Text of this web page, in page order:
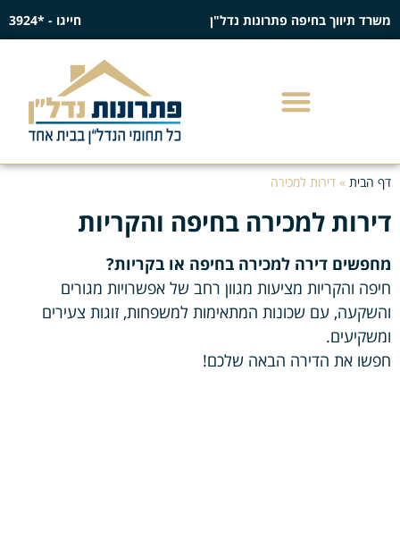
משרד תיווך בחיפה פתרונות נדל"ן חייגו - *3924
דף הבית » דירות למכירה
דירות למכירה בחיפה והקריות
מחפשים דירה למכירה בחיפה או בקריות?
חיפה והקריות מציעות מגוון רחב של אפשרויות מגורים
והשקעה, עם שכונות המתאימות למשפחות, זוגות צעירים
ומשקיעים.
חפשו את הדירה הבאה שלכם!